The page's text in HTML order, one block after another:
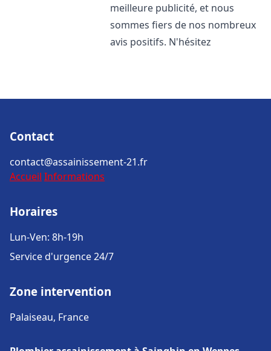
meilleure publicité, et nous
sommes fiers de nos nombreux
avis positifs. N'hésitez
Contact
contact@assainissement-21.fr
Accueil Informations
Horaires
Lun-Ven: 8h-19h
Service d'urgence 24/7
Zone intervention
Palaiseau, France